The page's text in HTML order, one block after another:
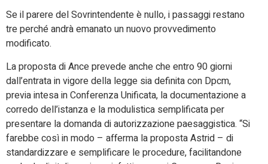
Se il parere del Sovrintendente è nullo, i passaggi restano
tre perché andrà emanato un nuovo provvedimento
modificato.
La proposta di Ance prevede anche che entro 90 giorni
dall’entrata in vigore della legge sia definita con Dpcm,
previa intesa in Conferenza Unificata, la documentazione a
corredo dell’istanza e la modulistica semplificata per
presentare la domanda di autorizzazione paesaggistica. “Si
farebbe così in modo – afferma la proposta Astrid – di
standardizzare e semplificare le procedure, facilitandone